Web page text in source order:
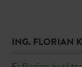
ING. FLORIAN